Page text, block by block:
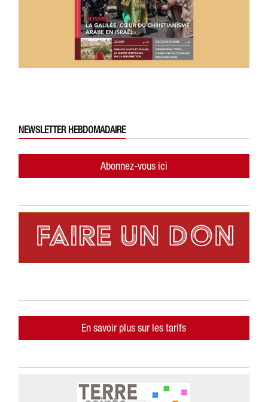
NEWSLETTER HEBDOMADAIRE
Abonnez-vous ici
En savoir plus sur les tarifs